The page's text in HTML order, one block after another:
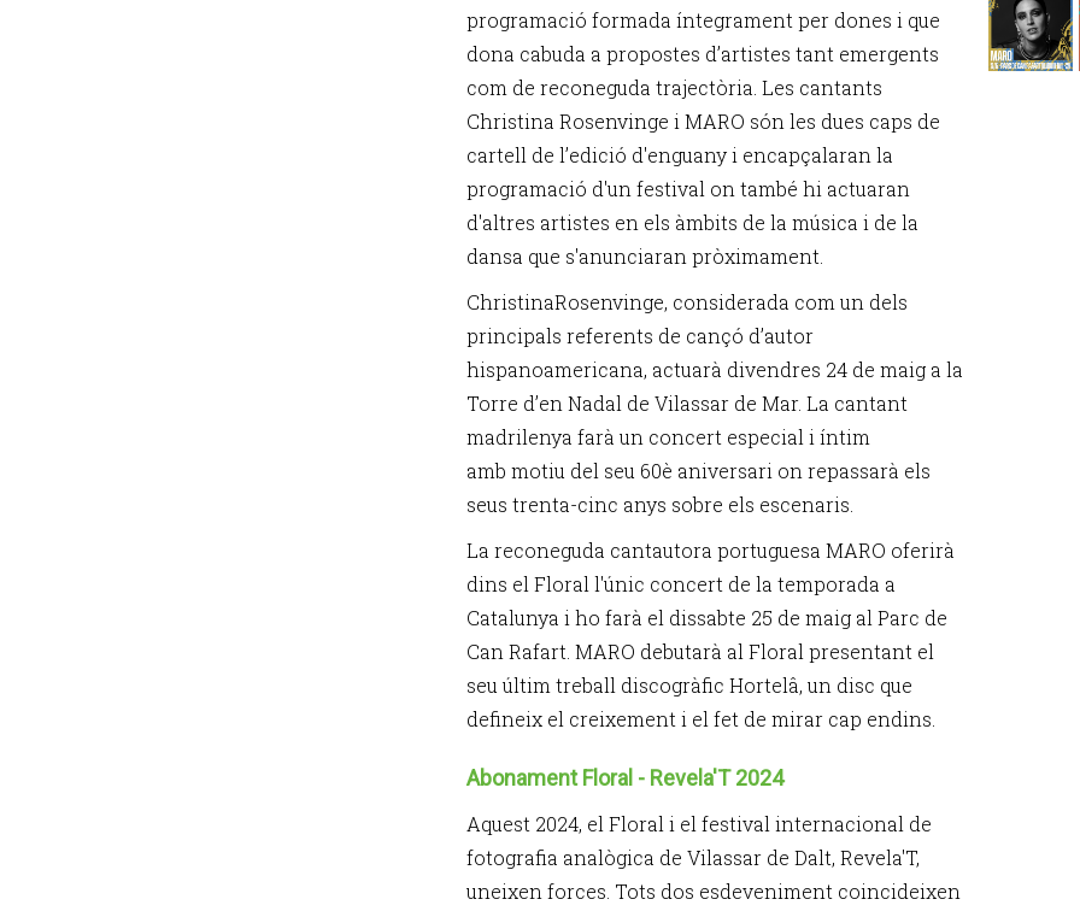
programació formada íntegrament per dones i que
dona cabuda a propostes d’artistes tant emergents
com de reconeguda trajectòria. Les cantants
Christina Rosenvinge i MARO són les dues caps de
cartell de l’edició d'enguany i encapçalaran la
programació d'un festival on també hi actuaran
d'altres artistes en els àmbits de la música i de la
dansa que s'anunciaran pròximament.
ChristinaRosenvinge, considerada com un dels
principals referents de cançó d’autor
hispanoamericana, actuarà divendres 24 de maig a la
Torre d’en Nadal de Vilassar de Mar. La cantant
madrilenya farà un concert especial i íntim
amb motiu del seu 60è aniversari on repassarà els
seus trenta-cinc anys sobre els escenaris.
La reconeguda cantautora portuguesa MARO oferirà
dins el Floral l'únic concert de la temporada a
Catalunya i ho farà el dissabte 25 de maig al Parc de
Can Rafart. MARO debutarà al Floral presentant el
seu últim treball discogràfic Hortelâ, un disc que
defineix el creixement i el fet de mirar cap endins.
Abonament Floral - Revela'T 2024
Aquest 2024, el Floral i el festival internacional de
fotografia analògica de Vilassar de Dalt, Revela'T,
uneixen forces. Tots dos esdeveniment coincideixen